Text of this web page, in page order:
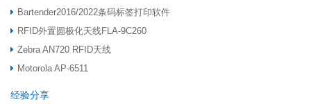
Bartender2016/2022条码标签打印软件
RFID外置圆极化天线FLA-9C260
Zebra AN720 RFID天线
Motorola AP-6511
经验分享